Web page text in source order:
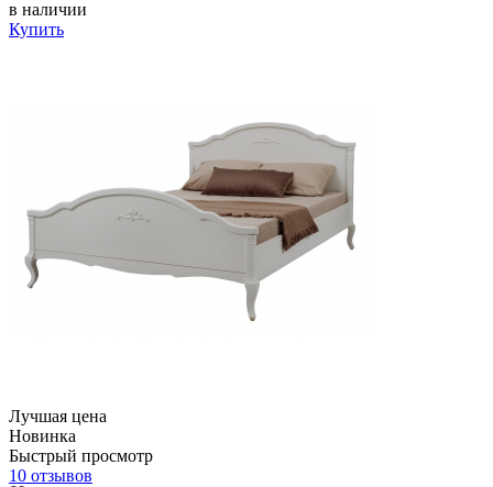
в наличии
Купить
Лучшая цена
Новинка
Быстрый просмотр
10 отзывов